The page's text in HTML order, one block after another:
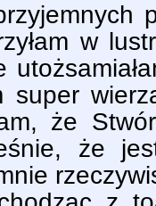
w
super
że
że